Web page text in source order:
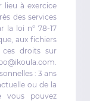
lieu à exercice
des services
la loi n° 78-17
aux fichiers
ces droits sur
: 3 ans
ou de la
vous pouvez